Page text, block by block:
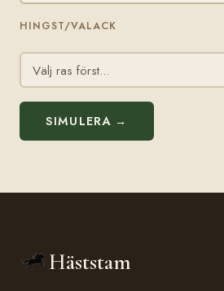
HINGST/VALACK
SIMULERA →
Häststam